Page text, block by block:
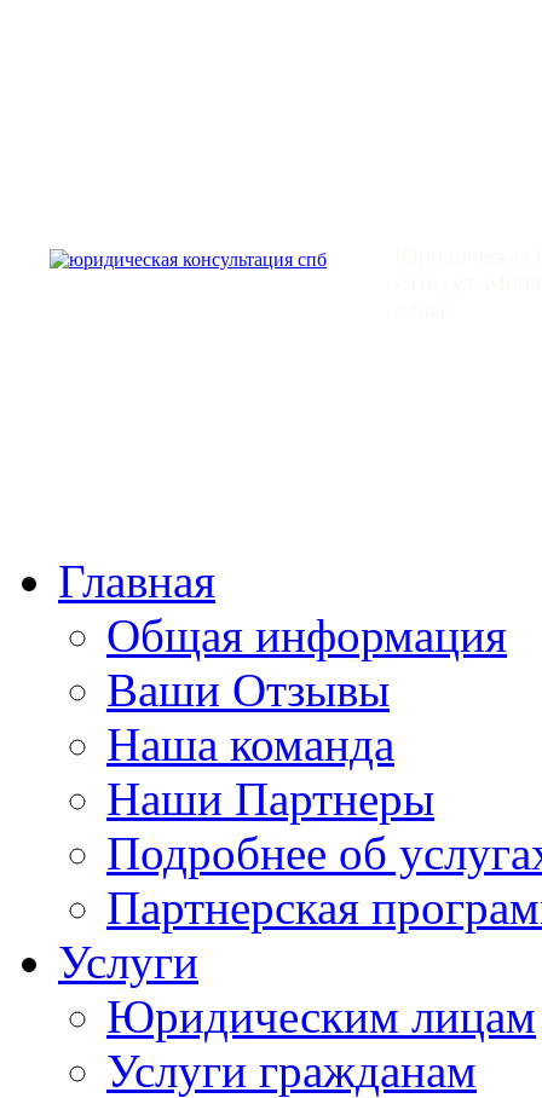
Главная
Общая информация
Ваши Отзывы
Наша команда
Наши Партнеры
Подробнее об
Партнерская
Услуги
Юридическим лицам
Услуги гражданам